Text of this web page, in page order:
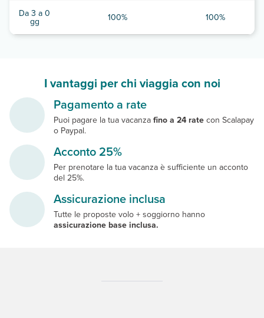
Da 3 a 0
gg 100% 100%
I vantaggi per chi viaggia con noi
Pagamento a rate
Puoi pagare la tua vacanza fino a 24 rate con Scalapay
o Paypal.
Acconto 25%
Per prenotare la tua vacanza è sufficiente un acconto
del 25%.
Assicurazione inclusa
Tutte le proposte volo + soggiorno hanno
assicurazione base inclusa.